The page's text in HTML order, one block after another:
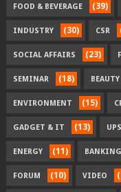
FOOD & BEVERAGE (39)
INDUSTRY (30) CSR
SOCIAL AFFAIRS (23)
SEMINAR (18) BEAUTY
ENVIRONMENT (15)
GADGET & IT (13)
ENERGY (11)
FORUM (10) VIDEO